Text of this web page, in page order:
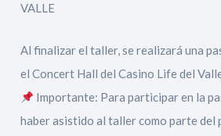
VALLE
Al finalizar el taller, se realizará una
el Concert Hall del Casino Life del
Importante: Para participar en la
haber asistido al taller como parte del